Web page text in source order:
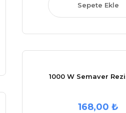
Sepete Ekle
1000 W Semaver
168,00 ₺